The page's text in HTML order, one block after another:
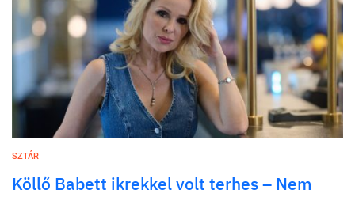
SZTÁR
Köllő Babett ikrekkel volt terhes – Nem